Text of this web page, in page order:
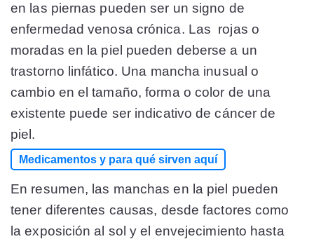
en las piernas pueden ser un signo de
enfermedad venosa crónica. Las rojas o
moradas en la piel pueden deberse a un
trastorno linfático. Una mancha inusual o
cambio en el tamaño, forma o color de una
existente puede ser indicativo de cáncer de
piel.
Medicamentos y para qué sirven aquí
En resumen, las manchas en la piel pueden
tener diferentes causas, desde factores como
la exposición al sol y el envejecimiento hasta